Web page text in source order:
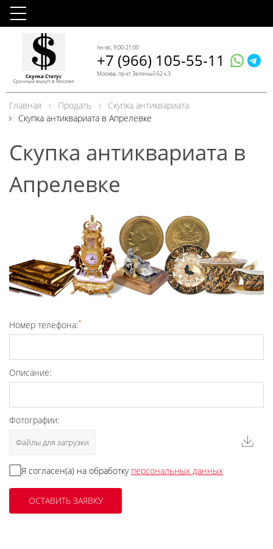
Скупка Статус
Срочный выкуп в Москве
пн-вс, 9:00-21:00
+7 (966) 105-55-11
Москва, пр-кт Зеленый 62 к.3
Главная Продать
Скупка антиквариата
Скупка антиквариата в Апрелевке
Скупка антиквариата в
Апрелевке
Номер телефона:*
Описание:
Фотографии:
Файлы для загрузки
Я согласен(а) на обработку персональных данных